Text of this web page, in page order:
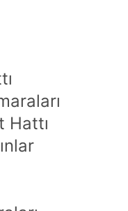
Hattı